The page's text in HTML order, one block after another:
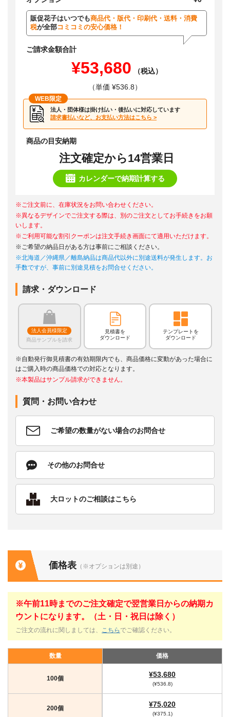
販促花子はいつでも商品代・版代・印刷代・送料・消費
税が全部コミコミの安心価格！
ご請求金額合計
¥53,680
（税込）
（単価 ¥536.8）
WEB限定
法人・団体様は掛け払い・後払いに対応しています
請求書払いなど、お支払い方法はこちら >
商品の目安納期
注文確定から14営業日
カレンダーで納期計算する
※ご注文前に、在庫状況をお問い合わせください。
※異なるデザインでご注文する際は、別のご注文としてお手続きをお願
いします。
※ご利用可能な割引クーポンは注文手続き画面にて適用いただけます。
※ご希望の納品日がある方は事前にご相談ください。
※北海道／沖縄県／離島納品は商品代以外に別途送料が発生します。お
手数ですが、事前に別途見積をお問合せください。
請求・ダウンロード
法人会員様限定
商品サンプルを請求
見積書を
ダウンロード
テンプレートを
ダウンロード
※自動発行御見積書の有効期限内でも、商品価格に変動があった場合に
はご購入時の商品価格での対応となります。
※本製品はサンプル請求ができません。
質問・お問い合わせ
ご希望の数量がない場合のお問合せ
その他のお問合せ
大ロットのご相談はこちら
価格表 （※オプションは別途）
※午前11時までのご注文確定で翌営業日からの納期カ
ウントになります。（土・日・祝日は除く）
ご注文の流れに関しましては、 こちら でご確認ください。
数量 価格
100個 ¥53,680
(¥536.8)
200個 ¥75,020
(¥375.1)